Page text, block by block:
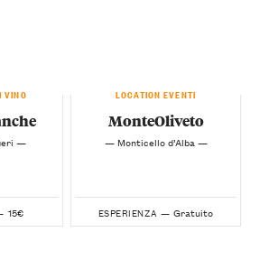
VINO
—
15€
LOCATION EVENTI
MonteOliveto
— Monticello d’Alba —
ESPERIENZA — Gratuito